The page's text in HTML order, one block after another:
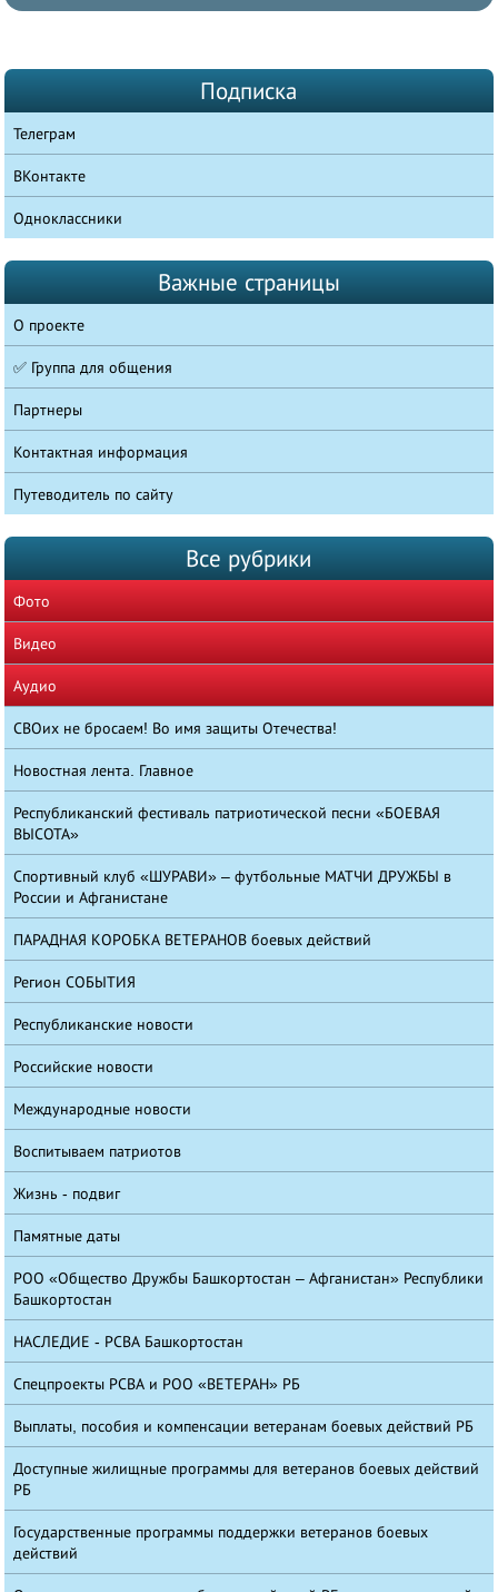
Подписка
Телеграм
ВКонтакте
Одноклассники
Важные страницы
О проекте
✅ Группа для общения
Партнеры
Контактная информация
Путеводитель по сайту
Все рубрики
Фото
Видео
Аудио
СВОих не бросаем! Во имя защиты Отечества!
Новостная лента. Главное
Республиканский фестиваль патриотической песни «БОЕВАЯ
ВЫСОТА»
Спортивный клуб «ШУРАВИ» – футбольные МАТЧИ ДРУЖБЫ в
России и Афганистане
ПАРАДНАЯ КОРОБКА ВЕТЕРАНОВ боевых действий
Регион СОБЫТИЯ
Республиканские новости
Российские новости
Международные новости
Воспитываем патриотов
Жизнь - подвиг
Памятные даты
РОО «Общество Дружбы Башкортостан – Афганистан» Республики
Башкортостан
НАСЛЕДИЕ - РСВА Башкортостан
Спецпроекты РСВА и РОО «ВЕТЕРАН» РБ
Выплаты, пособия и компенсации ветеранам боевых действий РБ
Доступные жилищные программы для ветеранов боевых действий
РБ
Государственные программы поддержки ветеранов боевых
действий